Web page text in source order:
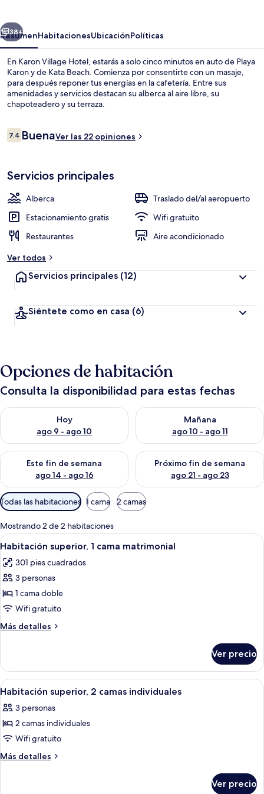
Siguiente
38+
ResumenHabitacionesUbicaciónPolíticas
En Karon Village Hotel, estarás a solo cinco minutos en auto de Playa
Karon y de Kata Beach. Comienza por consentirte con un masaje,
para después reponer tus energías en la cafetería. Entre sus
amenidades y servicios destacan su alberca al aire libre, su
chapoteadero y su terraza.
Opiniones
7.47.4 de 10,
BuenaVer las 22 opiniones
Servicios principales
Alberca
Traslado del/al aeropuerto
Estacionamiento gratis
Wifi gratuito
Restaurantes
Aire acondicionado
Ver todos
Servicios principales (12)
Siéntete como en casa (6)
Opciones de habitación
Consulta la disponibilidad para estas fechas
Hoy
ago 9 - ago 10
Consulta la disponibilidad para hoy ago 9 - ago 10
Mañana
ago 10 - ago 11
Consulta la disponibilidad
Este fin de semana
ago 14 - ago 16
Consulta la disponibilidad para este fin de semana ago 14 -
Próximo fin de semana
ago 21 - ago 23
Consulta la disponibilidad
Filtros
disponibles
para
las
habitaciones
Todas las habitaciones 1 cama 2 camas
Mostrando 2 de 2 habitaciones
Abrir
todas
las
fotos
de
Habitación
superior,
1
matrimonial
Habitación de hotel con cama,
11
Habitación superior, 1 cama matrimonial
301 pies cuadrados
3 personas
1 cama doble
Wifi gratuito
Más detalles
Más
superior,
cama
Ver precio
Abrir
todas
las
fotos
de
Habitación
Una habitación con dos camas, una
7
Habitación superior, 2 camas individuales
3 personas
2 camas individuales
Wifi gratuito
Más detalles
Más
Ver precio